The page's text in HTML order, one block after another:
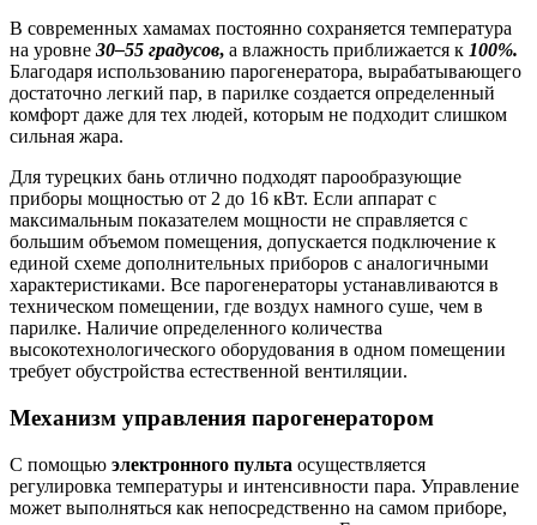
В современных хамамах постоянно сохраняется температура
на уровне 30–55 градусов, а влажность приближается к 100%.
Благодаря использованию парогенератора, вырабатывающего
достаточно легкий пар, в парилке создается определенный
комфорт даже для тех людей, которым не подходит слишком
сильная жара.
Для турецких бань отлично подходят парообразующие
приборы мощностью от 2 до 16 кВт. Если аппарат с
максимальным показателем мощности не справляется с
большим объемом помещения, допускается подключение к
единой схеме дополнительных приборов с аналогичными
характеристиками. Все парогенераторы устанавливаются в
техническом помещении, где воздух намного суше, чем в
парилке. Наличие определенного количества
высокотехнологического оборудования в одном помещении
требует обустройства естественной вентиляции.
Механизм управления парогенератором
С помощью электронного пульта осуществляется
регулировка температуры и интенсивности пара. Управление
может выполняться как непосредственно на самом приборе,